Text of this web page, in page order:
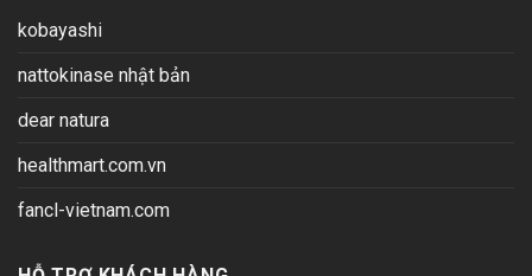
kobayashi
nattokinase nhật bản
dear natura
healthmart.com.vn
fancl-vietnam.com